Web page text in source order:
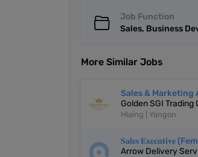
Job Function
Sales, Business
More Similar Jobs
Sales & Marketing
Golden SGI Trading
Hlaing | Yangon
𝐒𝐚𝐥𝐞𝐬 𝐄𝐱𝐞𝐜𝐮𝐭𝐢𝐯𝐞
Arrow Delivery